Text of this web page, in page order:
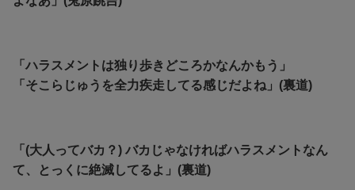
「ハラスメントは独り歩きどころかなんかもう」
「そこらじゅうを全力疾走してる感じだよね」(裏道)
「(大人ってバカ？) バカじゃなければハラスメントなん
て、とっくに絶滅してるよ」(裏道)